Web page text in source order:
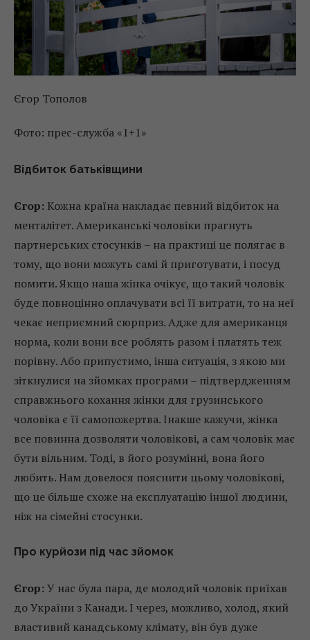
Єгор Тополов
Фото: прес-служба «1+1»
Відбиток батьківщини
Єгор: Кожна країна накладає певний відбиток на
менталітет. Американські чоловіки прагнуть
партнерських стосунків – на практиці це полягає в
тому, що вони можуть самі й приготувати, і посуд
помити. Якщо наша жінка очікує, що такий чоловік
буде повноцінно оплачувати всі її витрати, то на неї
чекає неприємний сюрприз. Адже для американця
норма, коли вони все роблять разом і платять теж
порівну. Або припустимо, інша ситуація, з якою ми
зіткнулися на зйомках програми – підтвердженням
справжнього кохання жінки для грузинського
чоловіка є її самопожертва. Інакше кажучи, жінка
все повинна дозволяти чоловікові, а сам чоловік має
бути вільним. Тоді, в його розумінні, вона його
любить. Нам довелося пояснити цьому чоловікові,
що це більше схоже на експлуатацію іншої людини,
ніж на сімейні стосунки.
Про курйози під час зйомок
Єгор:У нас була пара, де молодий чоловік приїхав
до України з Канади. І через, можливо, холод, який
властивий канадському клімату, він був дуже